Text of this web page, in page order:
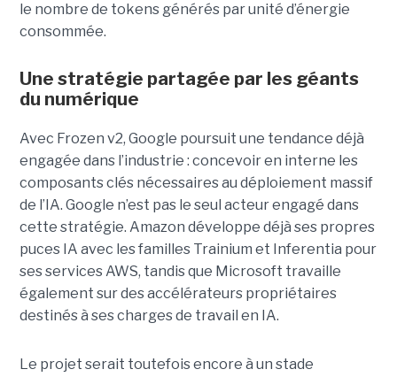
le nombre de tokens générés par unité d’énergie
consommée.
Une stratégie partagée par les géants
du numérique
Avec Frozen v2, Google poursuit une tendance déjà
engagée dans l’industrie : concevoir en interne les
composants clés nécessaires au déploiement massif
de l’IA. Google n’est pas le seul acteur engagé dans
cette stratégie. Amazon développe déjà ses propres
puces IA avec les familles Trainium et Inferentia pour
ses services AWS, tandis que Microsoft travaille
également sur des accélérateurs propriétaires
destinés à ses charges de travail en IA.
Le projet serait toutefois encore à un stade